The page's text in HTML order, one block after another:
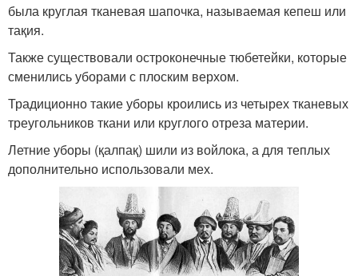
была круглая тканевая шапочка, называемая кепеш или
тақия.
Также существовали остроконечные тюбетейки, которые
сменились уборами с плоским верхом.
Традиционно такие уборы кроились из четырех тканевых
треугольников ткани или круглого отреза материи.
Летние уборы (қалпақ) шили из войлока, а для теплых
дополнительно использовали мех.